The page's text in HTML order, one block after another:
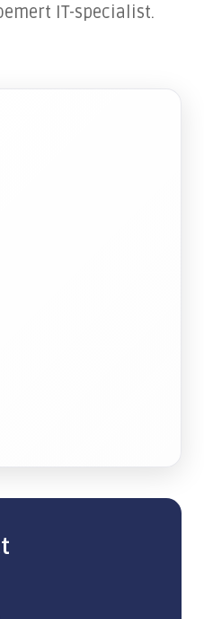
IT-specialist.